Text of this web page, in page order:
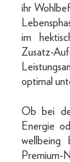
ihr
im
Zusatz-
optimal
Ob bei
Energie
wellbeing
Premium-